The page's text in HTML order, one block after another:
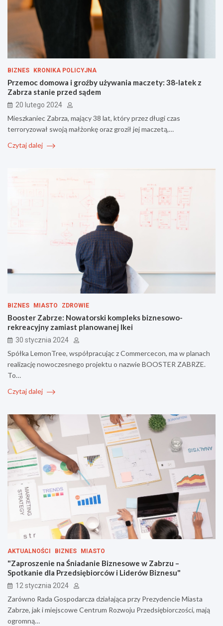
BIZNES KRONIKA POLICYJNA
Przemoc domowa i groźby używania maczety: 38-latek z
Zabrza stanie przed sądem
20 lutego 2024
Mieszkaniec Zabrza, mający 38 lat, który przez długi czas
terroryzował swoją małżonkę oraz groził jej maczetą,…
Czytaj dalej
BIZNES MIASTO ZDROWIE
Booster Zabrze: Nowatorski kompleks biznesowo-
rekreacyjny zamiast planowanej Ikei
30 stycznia 2024
Spółka LemonTree, współpracując z Commercecon, ma w planach
realizację nowoczesnego projektu o nazwie BOOSTER ZABRZE.
To…
Czytaj dalej
AKTUALNOŚCI BIZNES MIASTO
"Zaproszenie na Śniadanie Biznesowe w Zabrzu –
Spotkanie dla Przedsiębiorców i Liderów Biznesu"
12 stycznia 2024
Zarówno Rada Gospodarcza działająca przy Prezydencie Miasta
Zabrze, jak i miejscowe Centrum Rozwoju Przedsiębiorczości, mają
ogromną…